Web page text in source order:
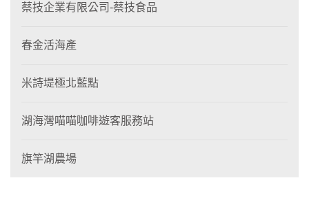
蔡技企業有限公司-蔡技食品
春金活海產
米詩堤極北藍點
湖海灣喵喵咖啡遊客服務站
旗竿湖農場